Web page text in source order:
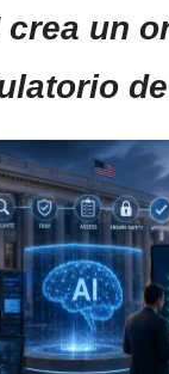
crea un